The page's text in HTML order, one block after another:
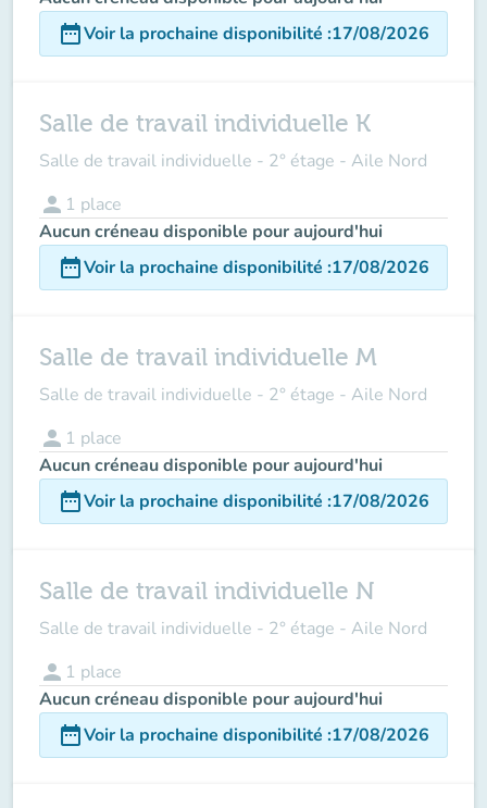
date_rangeVoir la prochaine disponibilité :17/08/2026
Salle de travail individuelle K
Salle de travail individuelle - 2° étage - Aile Nord
person 1 place
Aucun créneau disponible pour aujourd'hui
date_rangeVoir la prochaine disponibilité :17/08/2026
Salle de travail individuelle M
Salle de travail individuelle - 2° étage - Aile Nord
person 1 place
Aucun créneau disponible pour aujourd'hui
date_rangeVoir la prochaine disponibilité :17/08/2026
Salle de travail individuelle N
Salle de travail individuelle - 2° étage - Aile Nord
person 1 place
Aucun créneau disponible pour aujourd'hui
date_rangeVoir la prochaine disponibilité :17/08/2026